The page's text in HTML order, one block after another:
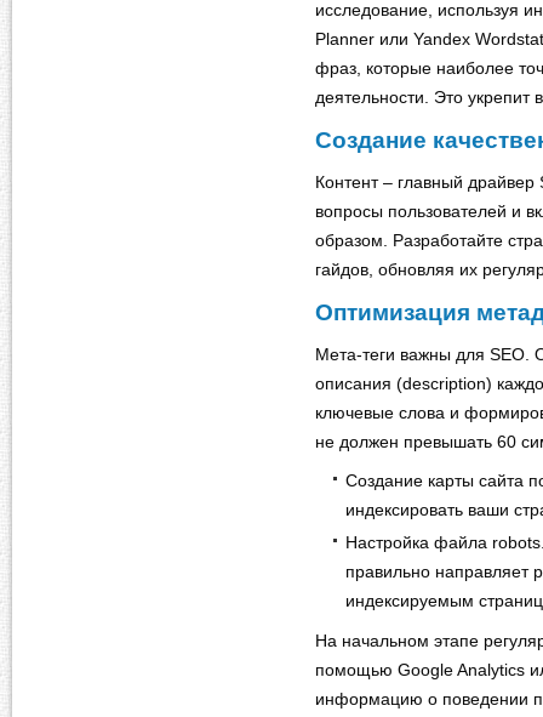
исследование, используя
Planner или Yandex
фраз, которые наиболее
деятельности. Это укрепит
Создание
Контент – главный
вопросы пользователей и
образом. Разработайте
гайдов, обновляя их
Оптимизация
Мета-теги важны для SEO.
описания (description)
ключевые слова и
не должен превышать 60
Создание карты сайта
индексировать ваши
Настройка файла
правильно направляет
индексируемым
На начальном этапе
помощью Google Analytics
информацию о поведении